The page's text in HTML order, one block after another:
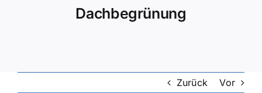
Dachbegrünung
Zurück Vor